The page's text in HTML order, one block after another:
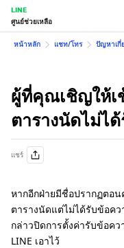
LINE
ศูนย์ช่วยเหลือ
หน้าหลัก แชท/โทร ปัญหาเกี่
ผู้ที่คุณเชิญให้เ
ตารางนัดไม่ไ
แชร์
หากอีกฝ่ายมีชื่อปรากฏตอ
ตารางนัดแต่ไม่ได้รับข้อค
กล่าวปิดการตั้งค่ารับข้อคว
LINE เอาไว้